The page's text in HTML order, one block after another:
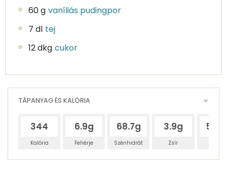
60 g vaníliás pudingpor
7 dl tej
12 dkg cukor
TÁPANYAG ÉS KALÓRIA
344
Kalória
6.9g
Fehérje
68.7g
Szénhidrát
3.9g
Zsír